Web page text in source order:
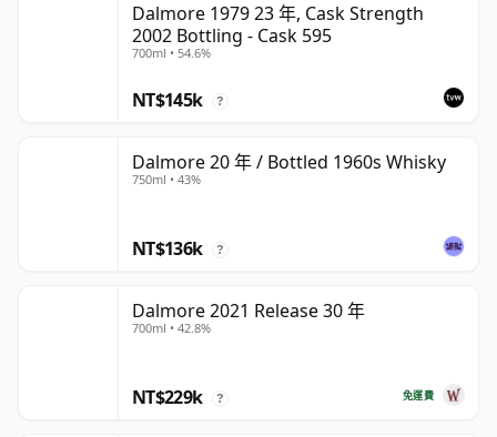
Dalmore 1979 23 年, Cask Strength
2002 Bottling - Cask 595
700ml • 54.6%
NT$145k ?
Dalmore 20 年 / Bottled 1960s Whisky
750ml • 43%
NT$136k ?
Dalmore 2021 Release 30 年
700ml • 42.8%
免運費
NT$229k ?